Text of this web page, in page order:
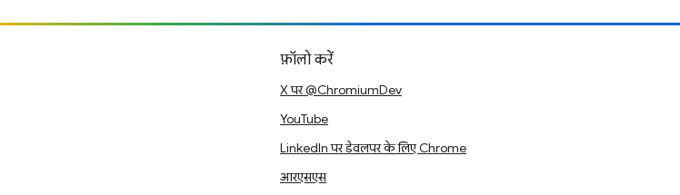
फ़ॉलो करें
X पर @ChromiumDev
YouTube
LinkedIn पर डेवलपर के लिए Chrome
आरएसएस